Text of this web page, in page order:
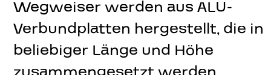
08 Online Shop
SIDE
Wegweiser werden aus ALU-
Verbundplatten hergestellt, die in
beliebiger Länge und Höhe